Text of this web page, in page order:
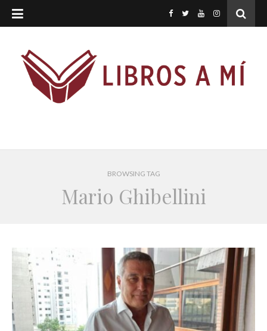
BROWSING TAG
Mario Ghibellini